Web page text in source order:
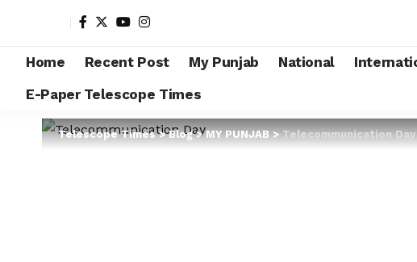
Home Recent Post My Punjab National
E-Paper Telescope Times
Telescope Times>Blog>MY PUNJAB>Telecommunication Day :